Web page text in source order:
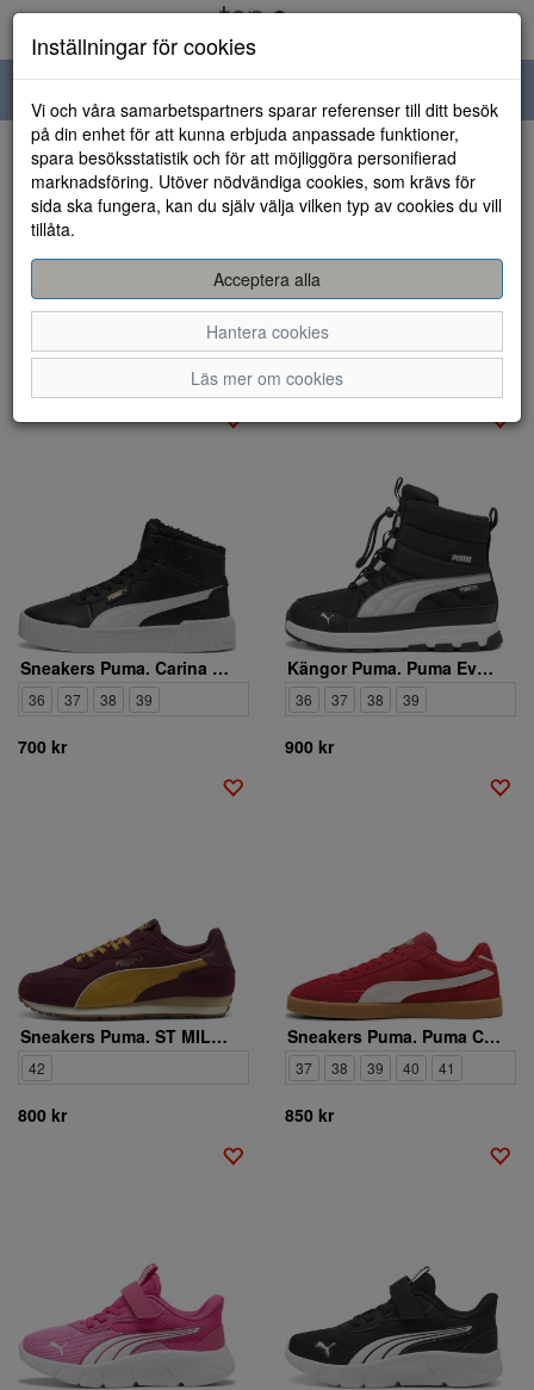
navigation
Visa filter
Varumärke: Puma
Rensa
15 artiklar hittade
Sneakers Puma. Carina 3.0 Mid WTR Jr
36 37 38 39
700 kr
Kängor Puma. Puma Evolve Boot Puretex Jr
36 37 38 39
900 kr
Sneakers Puma. ST MILER ROSE
42
800 kr
Sneakers Puma. Puma Club II Era Suede
37 38 39 40 41
850 kr
Inställningar för cookies
Vi och våra samarbetspartners sparar referenser till ditt besök
på din enhet för att kunna erbjuda anpassade funktioner,
spara besöksstatistik och för att möjliggöra personifierad
marknadsföring. Utöver nödvändiga cookies, som krävs för
sida ska fungera, kan du själv välja vilken typ av cookies du vill
tillåta.
Acceptera alla
Hantera cookies
Läs mer om cookies